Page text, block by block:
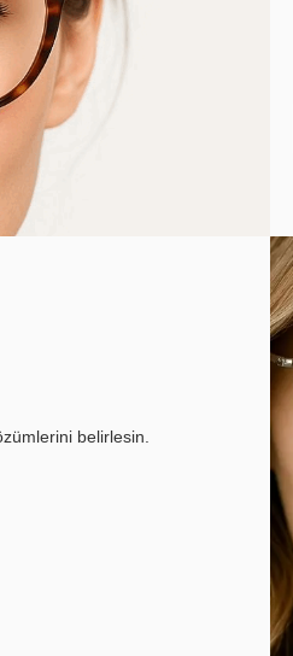
belirlesin.